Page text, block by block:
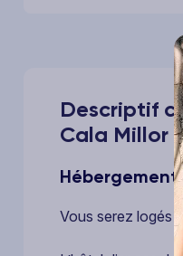
Descriptif
Cala Millor
Hébergement
Vous serez logés